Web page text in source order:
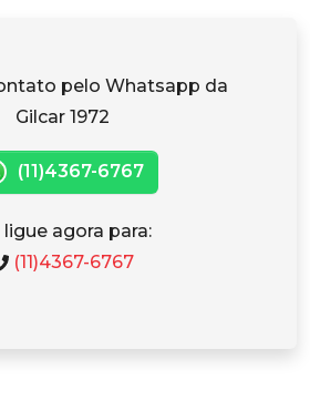
pelo Whatsapp da
Gilcar 1972
(11)4367-6767
ligue agora para:
(11)4367-6767